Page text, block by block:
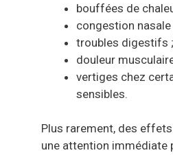
bouffées de
congestion nasale
troubles digestifs ;
douleur
vertiges chez
sensibles.
Plus rarement, des
une attention immédiate